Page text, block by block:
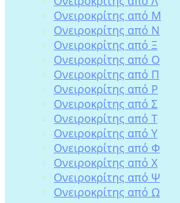
Ονειροκρίτης από Μ
Ονειροκρίτης από Ν
Ονειροκρίτης από Ξ
Ονειροκρίτης από Ο
Ονειροκρίτης από Π
Ονειροκρίτης από Ρ
Ονειροκρίτης από Σ
Ονειροκρίτης από Τ
Ονειροκρίτης από Υ
Ονειροκρίτης από Φ
Ονειροκρίτης από Χ
Ονειροκρίτης από Ψ
Ονειροκρίτης από Ω